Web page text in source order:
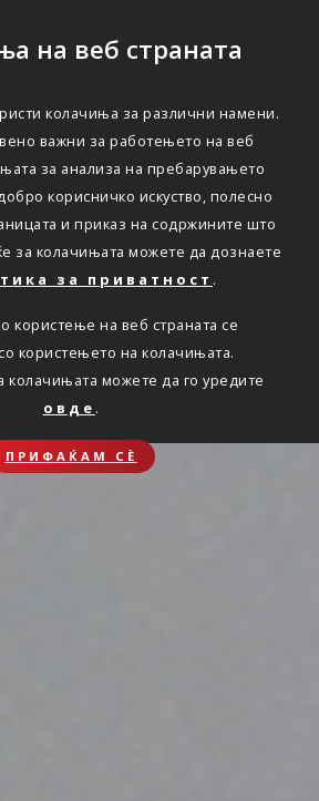
на веб страната
колачиња за различни намени.
важни за работењето на веб
за анализа на пребарувањето
корисничко искуство, полесно
и приказ на содржините што
за колачињата можете да дознаете
за приватност .
користење на веб страната се
користењето на колачињата.
колачињата можете да го уредите
овде .
ПРИФАЌАМ СЀ